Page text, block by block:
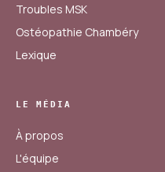
Troubles MSK
Ostéopathie Chambéry
Lexique
LE MÉDIA
À propos
L'équipe